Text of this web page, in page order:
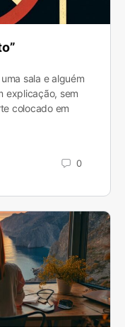
sala e alguém
explicação, sem
colocado em
0